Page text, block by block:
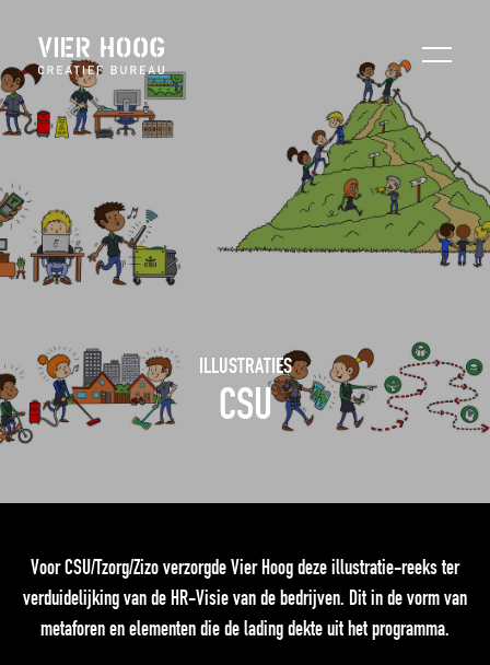
ILLUSTRATIES
CSU
Voor CSU/Tzorg/Zizo verzorgde Vier Hoog deze illustratie-reeks ter
verduidelijking van de HR-Visie van de bedrijven. Dit in de vorm van
metaforen en elementen die de lading dekte uit het programma.